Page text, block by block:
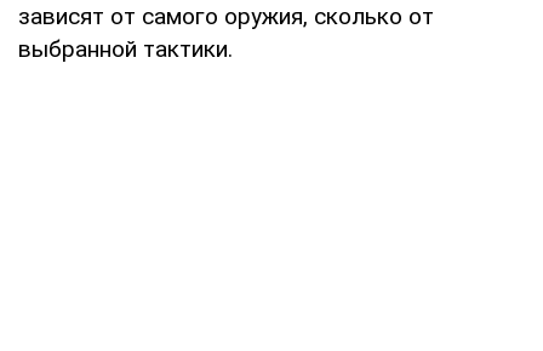
зависят от самого оружия, сколько от
выбранной тактики.